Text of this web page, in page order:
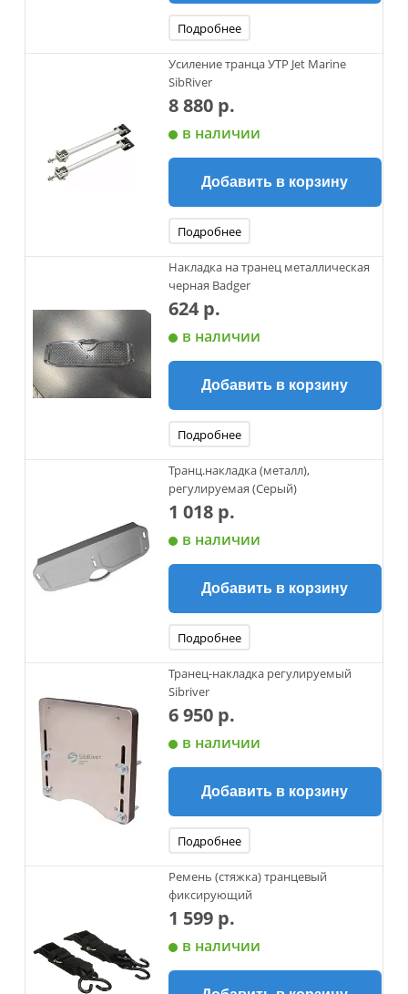
Подробнее
Усиление транца УТР Jet Marine
SibRiver
8 880 р.
в наличии
Добавить в корзину
Подробнее
Накладка на транец металлическая
черная Badger
624 р.
в наличии
Добавить в корзину
Подробнее
Транц.накладка (металл),
регулируемая (Серый)
1 018 р.
в наличии
Добавить в корзину
Подробнее
Транец-накладка регулируемый
Sibriver
6 950 р.
в наличии
Добавить в корзину
Подробнее
Ремень (стяжка) транцевый
фиксирующий
1 599 р.
в наличии